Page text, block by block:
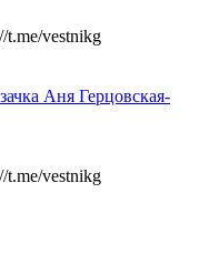
vestnikg
Аня Герцовская-
vestnikg